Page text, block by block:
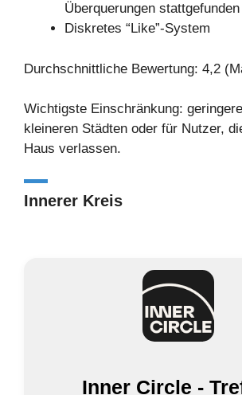
Überquerungen
Diskretes “Like”-System
Durchschnittliche Bewertung: 4,2
Wichtigste Einschränkung:
kleineren Städten oder für Nutzer,
Haus verlassen.
Innerer Kreis
Inner Circle -